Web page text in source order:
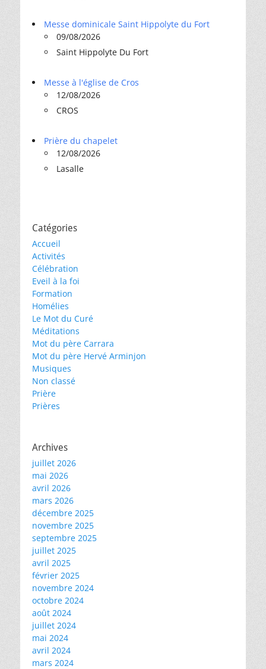
Messe dominicale Saint Hippolyte du Fort
09/08/2026
Saint Hippolyte Du Fort
Messe à l'église de Cros
12/08/2026
CROS
Prière du chapelet
12/08/2026
Lasalle
Catégories
Accueil
Activités
Célébration
Eveil à la foi
Formation
Homélies
Le Mot du Curé
Méditations
Mot du père Carrara
Mot du père Hervé Arminjon
Musiques
Non classé
Prière
Prières
Archives
juillet 2026
mai 2026
avril 2026
mars 2026
décembre 2025
novembre 2025
septembre 2025
juillet 2025
avril 2025
février 2025
novembre 2024
octobre 2024
août 2024
juillet 2024
mai 2024
avril 2024
mars 2024